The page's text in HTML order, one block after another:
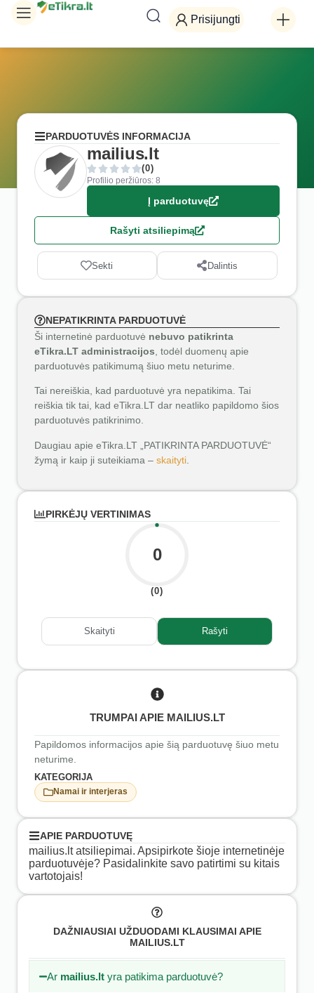
Prisijungti
PARDUOTUVĖS INFORMACIJA
mailius.lt
(0)
Profilio peržiūros: 8
Į parduotuvę
Rašyti atsiliepimą
Sekti Dalintis
NEPATIKRINTA PARDUOTUVĖ
Ši internetinė parduotuvė nebuvo patikrinta
eTikra.LT administracijos , todėl duomenų apie
parduotuvės patikimumą šiuo metu neturime.
Tai nereiškia, kad parduotuvė yra nepatikima. Tai
reiškia tik tai, kad eTikra.LT dar neatliko papildomo šios
parduotuvės patikrinimo.
Daugiau apie eTikra.LT „PATIKRINTA PARDUOTUVĖ“
žymą ir kaip ji suteikiama – skaityti
PIRKĖJŲ VERTINIMAS
0
(0)
Skaityti Rašyti
TRUMPAI APIE MAILIUS.LT
Papildomos informacijos apie šią parduotuvę šiuo metu
neturime.
KATEGORIJA
Namai ir interjeras
APIE PARDUOTUVĘ
mailius.lt atsiliepimai. Apsipirkote šioje internetinėje
parduotuvėje? Pasidalinkite savo patirtimi su kitais
vartotojais!
DAŽNIAUSIAI UŽDUODAMI KLAUSIMAI APIE
MAILIUS.LT
Ar mailius.lt yra patikima parduotuvė?